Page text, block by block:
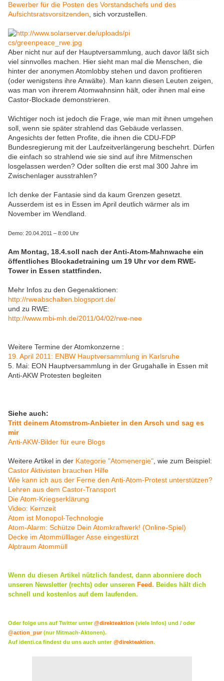
Bewerber für die Posten des Vorstandschefs und des
Aufsichtsratsvorsitzenden , sich vorzustellen.
Aber nicht nur auf der Hauptversammlung, auch davor läßt sich
viel sinnvolles machen. Hier sieht man mal die Menschen, die
hinter der anonymen Atomlobby stehen und davon profitieren
(oder wenigstens ihre Anwälte). Man kann diesen Leuten zeigen,
was man von ihrerem Atomwahnsinn hält, oder ihnen mal eine
Castor-Blockade demonstrieren.
Wichtiger noch ist jedoch die Frage, wie man mit ihnen umgehen
soll, wenn sie später strahlend das Gebäude verlassen.
Angesichts der fetten Profite, die ihnen die CDU-FDP
Bundesregierung mit der Laufzeitverlängerung beschehrt. Dürfen
die einfach so strahlend wie sie sind auf ihre Mitmenschen
losgelassen werden? Oder sollten die erst mal 300 Jahre im
Zwischenlager ausstrahlen?
Ich denke der Fantasie sind da kaum Grenzen gesetzt.
Ausserdem ist es in Essen im April deutlich wärmer als im
November im Wendland.
Demo: 20.04.2011 – 8:00 Uhr
Am Montag, 18.4.soll nach der Anti-Atom-Mahnwache ein
öffentliches Blockadetraining um 19 Uhr vor dem RWE-
Tower in Essen stattfinden.
Mehr Infos zu den Gegenaktionen:
http://rweabschalten.blogsport.de/
und zu RWE:
http://www.mbi-mh.de/2011/04/02/rwe-nee
Weitere Termine der Atomkonzerne :
19. April 2011: ENBW Hauptversammlung in Karlsruhe
5. Mai: EON Hauptversammlung in der Grugahalle in Essen mit
Anti-AKW Protesten begleiten
Siehe auch:
Tritt deinem Atomstrom-Anbieter in den Arsch und sag es
mir
Anti-AKW-Bilder für eure Blogs
Weitere Artikel in der Kategorie "Atomenergie" , wie zum Beispiel:
Castor Aktivisten brauchen Hilfe
Wie kann ich aus der Ferne den Anti-Atom-Protest unterstützen?
Lehren aus dem Castor-Transport
Die Atom-Kriegserklärung
Video: Kernzeit
Atom ist Monopol-Technologie
Atom-Alarm: Schütze Dein Atomkraftwerk! (Online-Spiel)
Decke im Atommülllager Asse eingestürzt
Alptraum Atommüll
Wenn du diesen Artikel nützlich fandest, dann abonniere doch
unseren Newsletter (rechts) oder unseren Feed. Beides hält dich
schnell und kostenlos auf dem laufenden.
Oder folge uns auf Twitter unter@direkteaktion (viele Infos) und / oder
@action_pur(nur Mitmach-Aktonen).
Auf identi.ca findest du uns auch unter @direkteaktion.